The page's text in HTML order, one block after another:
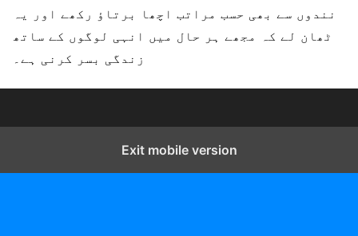
نندوں سے بھی حسب مراتب اچھا برتاؤ رکھے اور یہ
ٹھان لے کہ مجھے ہر حال میں انہی لوگوں کے ساتھ
زندگی بسر کرنی ہے۔
Exit mobile version